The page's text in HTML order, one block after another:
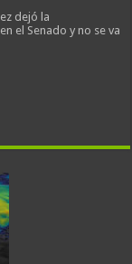
dejó la
el Senado y no se va